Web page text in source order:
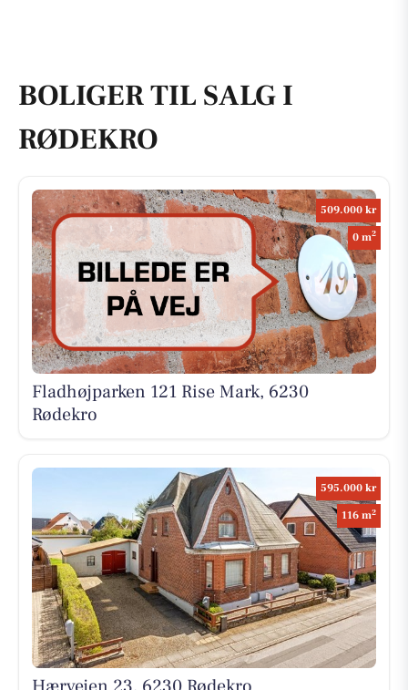
BOLIGER TIL SALG I
RØDEKRO
509.000 kr
0 m2
Fladhøjparken 121 Rise Mark, 6230
Rødekro
595.000 kr
116 m2